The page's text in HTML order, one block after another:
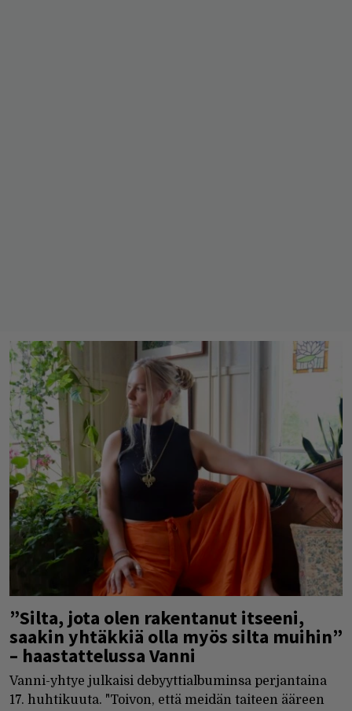
”Silta, jota olen rakentanut itseeni,
saakin yhtäkkiä olla myös silta muihin”
– haastattelussa Vanni
Vanni-yhtye julkaisi debyyttialbuminsa perjantaina
17. huhtikuuta. "Toivon, että meidän taiteen ääreen